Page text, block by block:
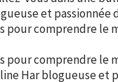
et passionnée
pour comprendre le
pour comprendre le
Har blogueuse et